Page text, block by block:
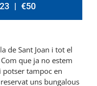
| €50
de Sant Joan i tot el
que ja no estem
tampoc en
uns bungalous